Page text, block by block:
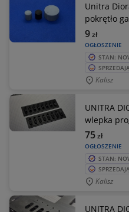
Unitra
pokrętło
OGŁOSZENIE
9zł
STAN:
Kalisz
UNITRA
wlepka
OGŁOSZENIE
75zł
STAN:
Kalisz
UNITRA